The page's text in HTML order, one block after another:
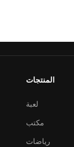
المنتجات
لعبة
مكتب
رياضات